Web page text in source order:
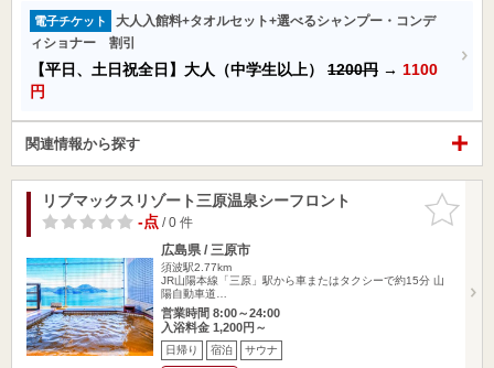
電子チケット
大人入館料+タオルセット+選べるシャンプー・コンデ
ィショナー 割引
【平日、土日祝全日】大人（中学生以上） 1200円 → 1100
円
関連情報から探す
お気に入
りに追加
リブマックスリゾート三原温泉シーフロント
-点/ 0 件
広島県 / 三原市
須波駅2.77km
JR山陽本線「三原」駅から車またはタクシーで約15分 山
陽自動車道…
営業時間 8:00～24:00
入浴料金 1,200円～
日帰り 宿泊 サウナ